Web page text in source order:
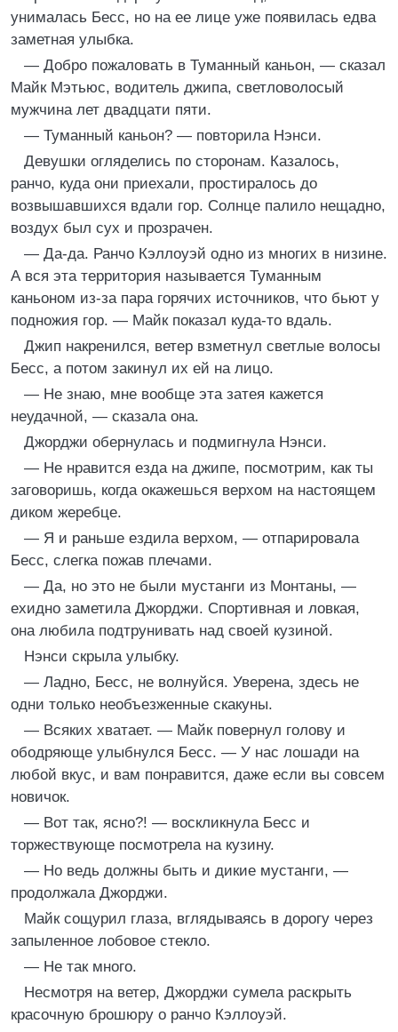
унималась Бесс, но на ее лице уже появилась едва
заметная улыбка.
— Добро пожаловать в Туманный каньон, — сказал
Майк Мэтьюс, водитель джипа, светловолосый
мужчина лет двадцати пяти.
— Туманный каньон? — повторила Нэнси.
Девушки огляделись по сторонам. Казалось,
ранчо, куда они приехали, простиралось до
возвышавшихся вдали гор. Солнце палило нещадно,
воздух был сух и прозрачен.
— Да-да. Ранчо Кэллоуэй одно из многих в низине.
А вся эта территория называется Туманным
каньоном из-за пара горячих источников, что бьют у
подножия гор. — Майк показал куда-то вдаль.
Джип накренился, ветер взметнул светлые волосы
Бесс, а потом закинул их ей на лицо.
— Не знаю, мне вообще эта затея кажется
неудачной, — сказала она.
Джорджи обернулась и подмигнула Нэнси.
— Не нравится езда на джипе, посмотрим, как ты
заговоришь, когда окажешься верхом на настоящем
диком жеребце.
— Я и раньше ездила верхом, — отпарировала
Бесс, слегка пожав плечами.
— Да, но это не были мустанги из Монтаны, —
ехидно заметила Джорджи. Спортивная и ловкая,
она любила подтрунивать над своей кузиной.
Нэнси скрыла улыбку.
— Ладно, Бесс, не волнуйся. Уверена, здесь не
одни только необъезженные скакуны.
— Всяких хватает. — Майк повернул голову и
ободряюще улыбнулся Бесс. — У нас лошади на
любой вкус, и вам понравится, даже если вы совсем
новичок.
— Вот так, ясно?! — воскликнула Бесс и
торжествующе посмотрела на кузину.
— Но ведь должны быть и дикие мустанги, —
продолжала Джорджи.
Майк сощурил глаза, вглядываясь в дорогу через
запыленное лобовое стекло.
— Не так много.
Несмотря на ветер, Джорджи сумела раскрыть
красочную брошюру о ранчо Кэллоуэй.